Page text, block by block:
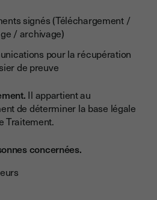
signés (Téléchargement /
/ archivage)
pour la récupération
de preuve
Il appartient au
de déterminer la base légale
Traitement.
concernées.